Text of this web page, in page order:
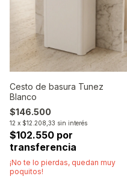
Cesto de basura Tunez
Blanco
$146.500
12 x $12.208,33 sin interés
$102.550 por
transferencia
¡No te lo pierdas, quedan muy
poquitos!